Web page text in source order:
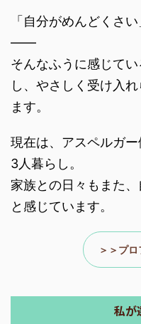
「自分がめんどくさ
――
そんなふうに感じて
し、やさしく受け入
ます。
現在は、アスペルガ
3人暮らし。
家族との日々もまた
と感じています。
＞＞プ
私が